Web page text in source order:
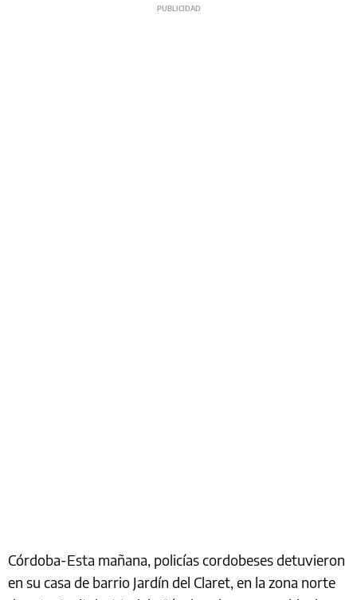
Córdoba-Esta mañana, policías cordobeses detuvieron
en su casa de barrio Jardín del Claret, en la zona norte